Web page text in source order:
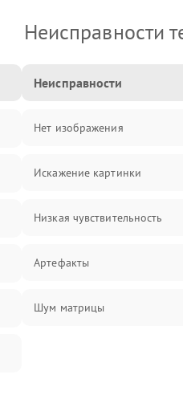
Неисправности
Неисправности
Нет изображения
Искажение картинки
Низкая чувствительность
Артефакты
Шум матрицы